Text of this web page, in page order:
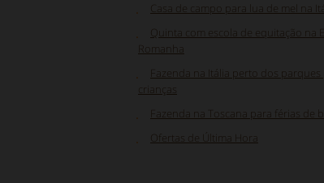
Casa de campo para lua de mel na
Quinta com escola de equitação na
Romanha
Fazenda na Itália perto dos parques
crianças
Fazenda na Toscana para férias de
Ofertas de Última Hora